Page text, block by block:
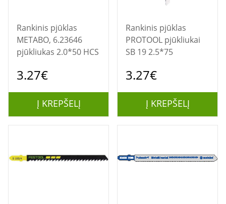
Rankinis pjūklas
METABO, 6.23646
pjūkliukas 2.0*50 HCS
3.27€
Į KREPŠELĮ
Rankinis pjūklas
PROTOOL pjūkliukai
SB 19 2.5*75
3.27€
Į KREPŠELĮ